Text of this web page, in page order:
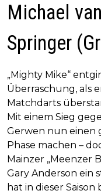
Michael
Springer
„Mighty Mike“
Überraschung, als
Matchdarts
Mit einem Sieg
Gerwen nun einen
Phase machen –
Mainzer „Meenzer
Gary Anderson ein
hat in dieser